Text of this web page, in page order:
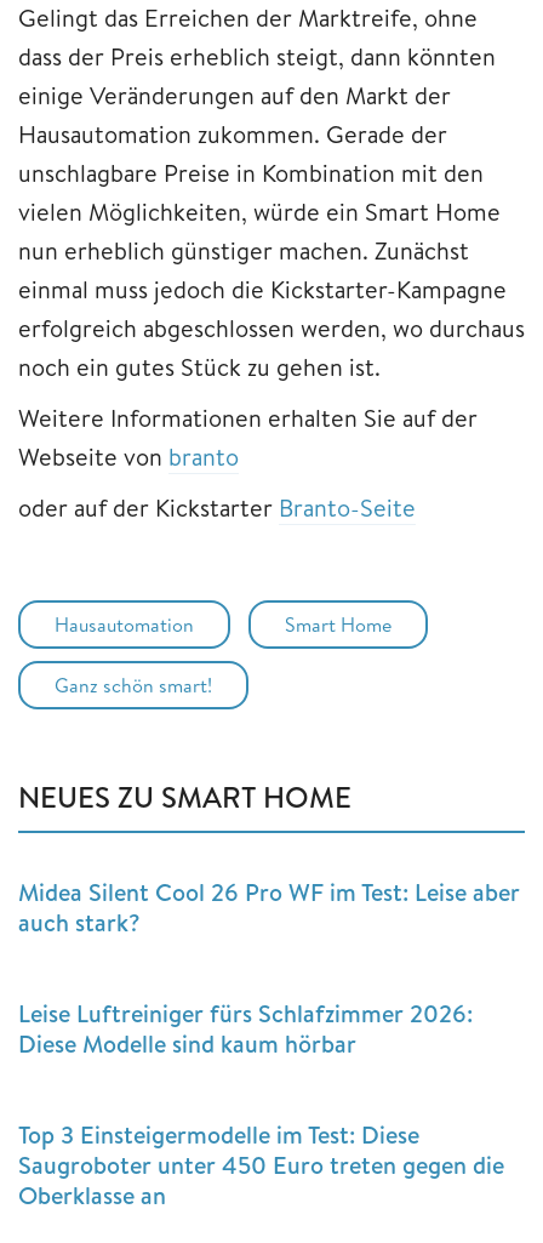
Gelingt das Erreichen der Marktreife, ohne
dass der Preis erheblich steigt, dann könnten
einige Veränderungen auf den Markt der
Hausautomation zukommen. Gerade der
unschlagbare Preise in Kombination mit den
vielen Möglichkeiten, würde ein Smart Home
nun erheblich günstiger machen. Zunächst
einmal muss jedoch die Kickstarter-Kampagne
erfolgreich abgeschlossen werden, wo durchaus
noch ein gutes Stück zu gehen ist.
Weitere Informationen erhalten Sie auf der
Webseite von branto
oder auf der Kickstarter Branto-Seite
Hausautomation Smart Home
Ganz schön smart!
NEUES ZU SMART HOME
Midea Silent Cool 26 Pro WF im Test: Leise aber
auch stark?
Leise Luftreiniger fürs Schlafzimmer 2026:
Diese Modelle sind kaum hörbar
Top 3 Einsteigermodelle im Test: Diese
Saugroboter unter 450 Euro treten gegen die
Oberklasse an